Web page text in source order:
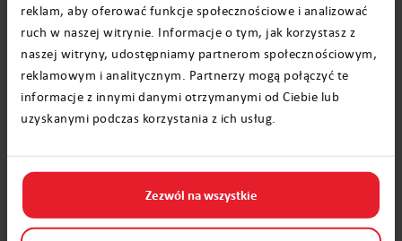
reklam, aby oferować funkcje społecznościowe i analizować
ruch w naszej witrynie. Informacje o tym, jak korzystasz z
naszej witryny, udostępniamy partnerom społecznościowym,
reklamowym i analitycznym. Partnerzy mogą połączyć te
informacje z innymi danymi otrzymanymi od Ciebie lub
uzyskanymi podczas korzystania z ich usług.
Zezwól na wszystkie
O czym pamiętać?